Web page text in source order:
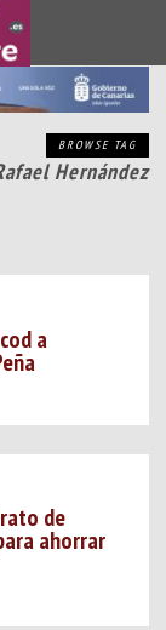
BROWSE TAG
Hernández
a
de
ahorrar